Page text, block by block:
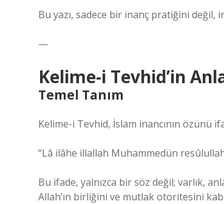
Bu yazı, sadece bir inanç pratiğini değil,
—
Kelime-i Tevhid’in
Temel Tanım
Kelime-i Tevhid, İslam inancının özünü
“Lâ ilâhe illallah Muhammedün
Bu ifade, yalnızca bir söz değil; varlık,
Allah’ın birliğini ve mutlak otoritesini